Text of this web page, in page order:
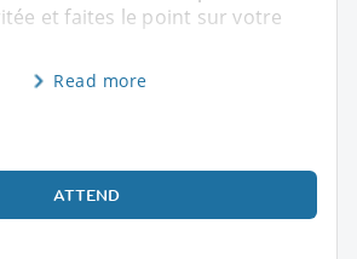
et faites le point sur votre
Read more
ATTEND